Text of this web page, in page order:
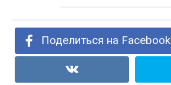
Поделиться на Facebook